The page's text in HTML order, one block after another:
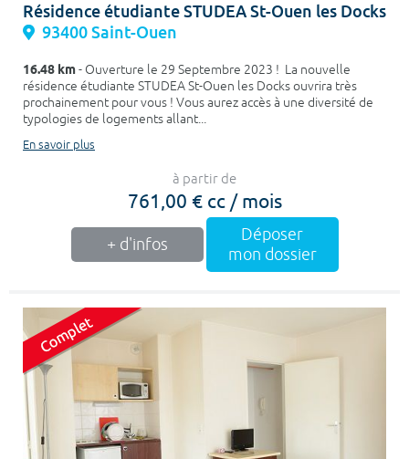
Résidence étudiante STUDEA St-Ouen les Docks
93400 Saint-Ouen
16.48 km- Ouverture le 29 Septembre 2023 ! La nouvelle
résidence étudiante STUDEA St-Ouen les Docks ouvrira très
prochainement pour vous ! Vous aurez accès à une diversité de
typologies de logements allant...
En savoir plus
à partir de
761,00 € cc / mois
+ d'infos
Déposer
mon dossier